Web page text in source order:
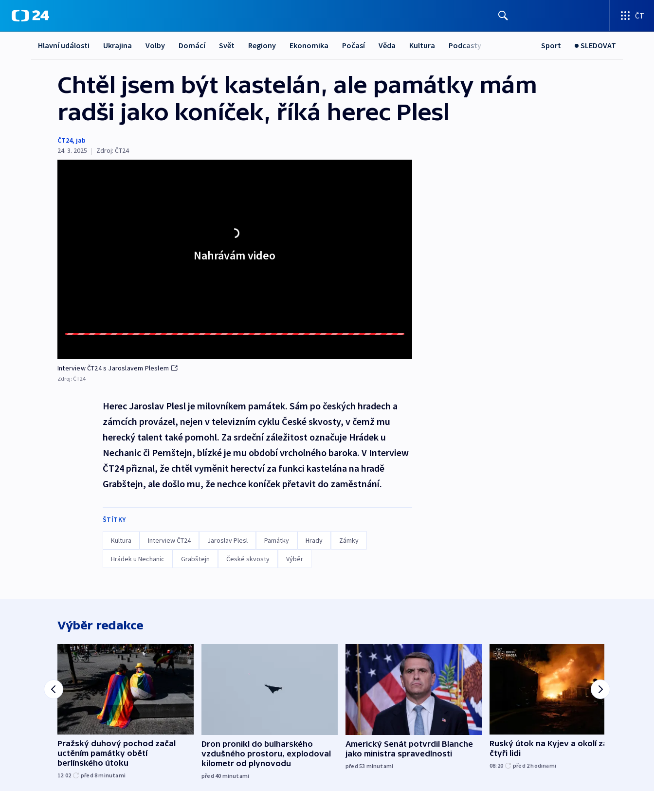
ČT
Hlavní události Ukrajina Volby Domácí Svět Regiony Ekonomika Počasí Věda Kultura Podcasty Sport SLEDOVAT
Chtěl jsem být kastelán, ale památky mám
radši jako koníček, říká herec Plesl
ČT24, jab
24. 3. 2025 | Zdroj: ČT24
Nahrávám video
Interview ČT24 s Jaroslavem Pleslem
Zdroj: ČT24
Herec Jaroslav Plesl je milovníkem památek. Sám po českých hradech a
zámcích provázel, nejen v televizním cyklu České skvosty, v čemž mu
herecký talent také pomohl. Za srdeční záležitost označuje Hrádek u
Nechanic či Pernštejn, blízké je mu období vrcholného baroka. V Interview
ČT24 přiznal, že chtěl vyměnit herectví za funkci kastelána na hradě
Grabštejn, ale došlo mu, že nechce koníček přetavit do zaměstnání.
ŠTÍTKY
Kultura Interview ČT24 Jaroslav Plesl Památky Hrady Zámky
Hrádek u Nechanic Grabštejn České skvosty Výběr
Výběr redakce
Pražský duhový pochod začal
uctěním památky obětí
berlínského útoku
12:02 před 8minutami
Dron pronikl do bulharského
vzdušného prostoru, explodoval
kilometr od plynovodu
před 40 minutami
Americký Senát potvrdil Blanche
jako ministra spravedlnosti
před 53 minutami
Ruský útok na Kyjev a okolí zabil
čtyři lidi
08:20 před 2hodinami